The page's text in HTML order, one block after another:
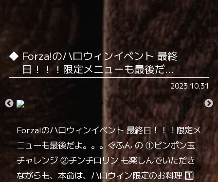
Forza!のハロウィンイベント 最終
日！！！限定メニューも最後だ…
2023.10.31
Forza!のハロウィンイベント 最終日！！！限定メ
ニューも最後だよ。。。ぐふん の ①ピンポン玉
チャレンジ ②チンチロリン も楽しんでいただき
ながらも、本命は、ハロウィン限定のお料理️ 1️⃣